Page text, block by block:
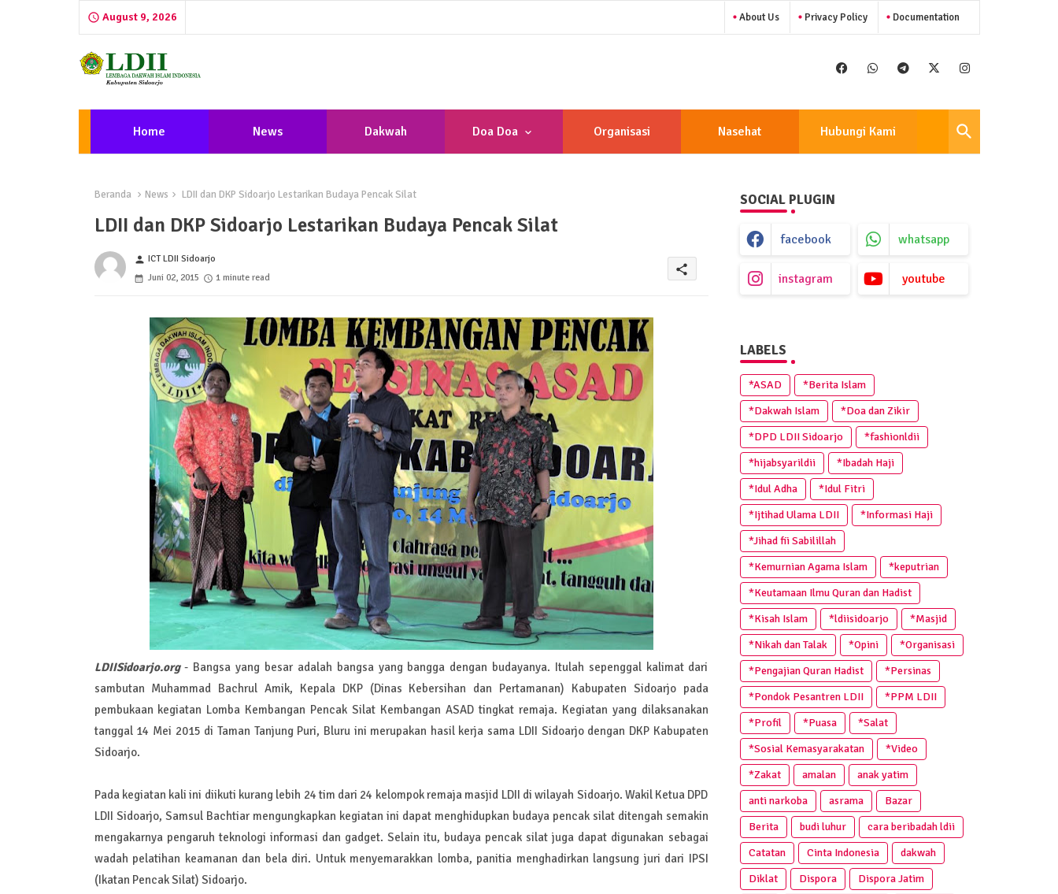
August 9, 2026 About Us Privacy Policy Documentation
Home News Dakwah Doa Doa Organisasi Nasehat Hubungi Kami
Beranda News LDII dan DKP Sidoarjo Lestarikan Budaya Pencak Silat
LDII dan DKP Sidoarjo Lestarikan Budaya Pencak Silat
person ICT LDII Sidoarjo
Juni 02, 2015
1 minute read
share
LDIISidoarjo.org- Bangsa yang besar adalah bangsa yang bangga dengan budayanya. Itulah sepenggal kalimat dari
sambutan Muhammad Bachrul Amik, Kepala DKP (Dinas Kebersihan dan Pertamanan) Kabupaten Sidoarjo pada
pembukaan kegiatan Lomba Kembangan Pencak Silat Kembangan ASAD tingkat remaja. Kegiatan yang dilaksanakan
tanggal 14 Mei 2015 di Taman Tanjung Puri, Bluru ini merupakan hasil kerja sama LDII Sidoarjo dengan DKP Kabupaten
Sidoarjo.
Pada kegiatan kali ini diikuti kurang lebih 24 tim dari 24 kelompok remaja masjid LDII di wilayah Sidoarjo. Wakil Ketua DPD
LDII Sidoarjo, Samsul Bachtiar mengungkapkan kegiatan ini dapat menghidupkan budaya pencak silat ditengah semakin
mengakarnya pengaruh teknologi informasi dan gadget. Selain itu, budaya pencak silat juga dapat digunakan sebagai
wadah pelatihan keamanan dan bela diri. Untuk menyemarakkan lomba, panitia menghadirkan langsung juri dari IPSI
(Ikatan Pencak Silat) Sidoarjo.
SOCIAL PLUGIN
facebook whatsapp
instagram youtube
LABELS
*ASAD
*Berita Islam
*Dakwah Islam
*Doa dan Zikir
*DPD LDII Sidoarjo
*fashionldii
*hijabsyarildii
*Ibadah Haji
*Idul Adha
*Idul Fitri
*Ijtihad Ulama LDII
*Informasi Haji
*Jihad fii Sabilillah
*Kemurnian Agama Islam
*keputrian
*Keutamaan Ilmu Quran dan Hadist
*Kisah Islam
*ldiisidoarjo
*Masjid
*Nikah dan Talak
*Opini
*Organisasi
*Pengajian Quran Hadist
*Persinas
*Pondok Pesantren LDII
*PPM LDII
*Profil
*Puasa
*Salat
*Sosial Kemasyarakatan
*Video
*Zakat
amalan
anak yatim
anti narkoba
asrama
Bazar
Berita
budi luhur
cara beribadah ldii
Catatan
Cinta Indonesia
dakwah
Diklat
Dispora
Dispora Jatim